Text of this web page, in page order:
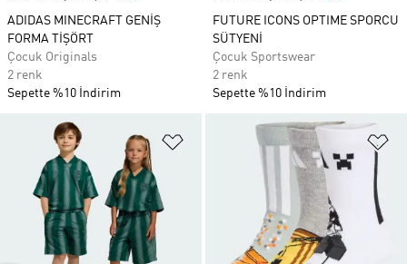
ADIDAS MINECRAFT GENİŞ
FORMA TİŞÖRT
Çocuk Originals
2 renk
Sepette %10 İndirim
FUTURE ICONS OPTIME SPORCU
SÜTYENİ
Çocuk Sportswear
2 renk
Sepette %10 İndirim
Favori Listesine Ekle